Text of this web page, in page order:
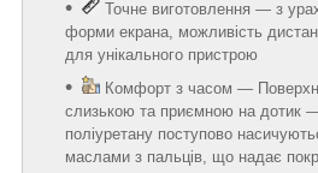
Точне виготовлення — з
форми екрана, можливість
для унікального пристрою
Комфорт з часом —
слизькою та приємною на дотик
поліуретану поступово
маслами з пальців, що надає